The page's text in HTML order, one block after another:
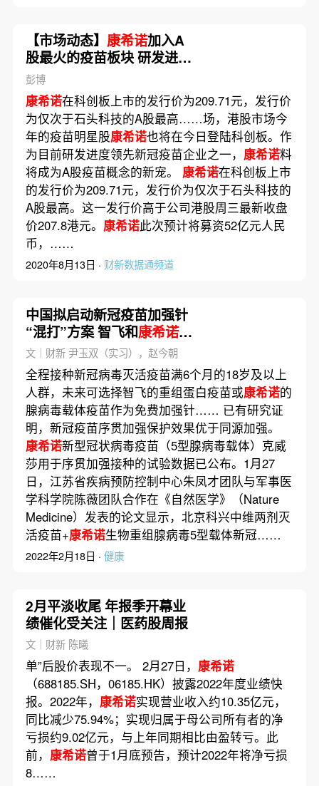
【市场动态】 康希诺加入A
股最火的疫苗板块 研发进度
快带给科创板想象空间
彭博
康希诺在科创板上市的发行价为209.71元，发行价
为仅次于石头科技的A股最高……场，港股市场今
年的疫苗明星股康希诺也将在今日登陆科创板。作
为目前研发进度领先新冠疫苗企业之一， 康希诺料
将成为A股疫苗概念的新宠。 康希诺在科创板上市
的发行价为209.71元，发行价为仅次于石头科技的
A股最高。这一发行价高于公司港股周三最新收盘
价207.8港元。 康希诺此次预计将募资52亿元人民
币，……
2020年8月13日 · 财新数据通频道
中国拟启动新冠疫苗加强针
“混打”方案 智飞和康希诺入
选
文｜财新 尹玉双（实习），赵今朝
全程接种新冠病毒灭活疫苗满6个月的18岁及以上
人群，未来可选择智飞的重组蛋白疫苗或康希诺的
腺病毒载体疫苗作为免费加强针…… 已有研究证
明，新冠疫苗序贯加强保护效果优于同源加强。
康希诺新型冠状病毒疫苗（5型腺病毒载体）克威
莎用于序贯加强接种的试验数据已公布。1月27
日，江苏省疾病预防控制中心朱凤才团队与军事医
学科学院陈薇团队合作在《自然医学》（Nature
Medicine）发表的论文显示，北京科兴中维两剂灭
活疫苗+康希诺生物重组腺病毒5型载体新冠……
2022年2月18日 · 健康
2月平淡收尾 年报季开幕业
绩催化受关注｜医药股周报
文｜财新 陈曦
单”后股价表现不一。 2月27日， 康希诺
（688185.SH，06185.HK）披露2022年度业绩快
报。2022年， 康希诺实现营业收入约10.35亿元，
同比减少75.94%；实现归属于母公司所有者的净
亏损约9.02亿元，与上年同期相比由盈转亏。此
前， 康希诺曾于1月底预告，预计2022年将净亏损
8……